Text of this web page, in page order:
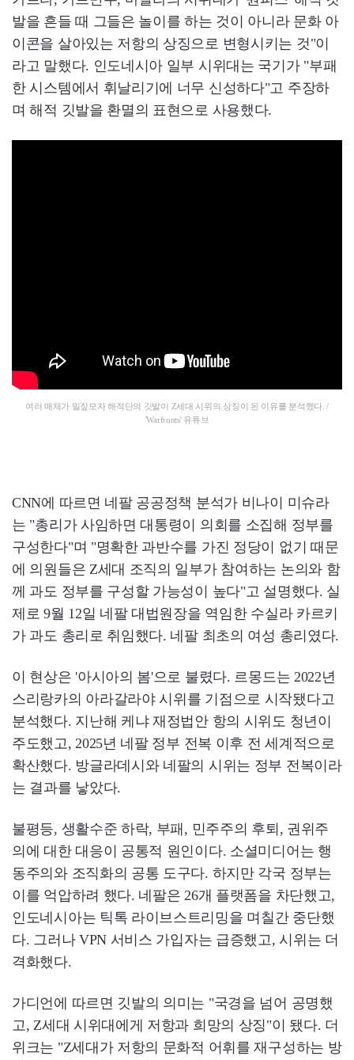
발을 흔들 때 그들은 놀이를 하는 것이 아니라 문화 아
이콘을 살아있는 저항의 상징으로 변형시키는 것"이
라고 말했다. 인도네시아 일부 시위대는 국기가 "부패
한 시스템에서 휘날리기에 너무 신성하다"고 주장하
며 해적 깃발을 환멸의 표현으로 사용했다.
여러 매체가 밀짚모자 해적단의 깃발이 Z세대 시위의 상징이 된 이유를 분석했다. /
'Warfronts' 유튜브
CNN에 따르면 네팔 공공정책 분석가 비나이 미슈라
는 "총리가 사임하면 대통령이 의회를 소집해 정부를
구성한다"며 "명확한 과반수를 가진 정당이 없기 때문
에 의원들은 Z세대 조직의 일부가 참여하는 논의와 함
께 과도 정부를 구성할 가능성이 높다"고 설명했다. 실
제로 9월 12일 네팔 대법원장을 역임한 수실라 카르키
가 과도 총리로 취임했다. 네팔 최초의 여성 총리였다.
이 현상은 '아시아의 봄'으로 불렸다. 르몽드는 2022년
스리랑카의 아라갈라야 시위를 기점으로 시작됐다고
분석했다. 지난해 케냐 재정법안 항의 시위도 청년이
주도했고, 2025년 네팔 정부 전복 이후 전 세계적으로
확산했다. 방글라데시와 네팔의 시위는 정부 전복이라
는 결과를 낳았다.
불평등, 생활수준 하락, 부패, 민주주의 후퇴, 권위주
의에 대한 대응이 공통적 원인이다. 소셜미디어는 행
동주의와 조직화의 공통 도구다. 하지만 각국 정부는
이를 억압하려 했다. 네팔은 26개 플랫폼을 차단했고,
인도네시아는 틱톡 라이브스트리밍을 며칠간 중단했
다. 그러나 VPN 서비스 가입자는 급증했고, 시위는 더
격화했다.
가디언에 따르면 깃발의 의미는 "국경을 넘어 공명했
고, Z세대 시위대에게 저항과 희망의 상징"이 됐다. 더
위크는 "Z세대가 저항의 문화적 어휘를 재구성하는 방